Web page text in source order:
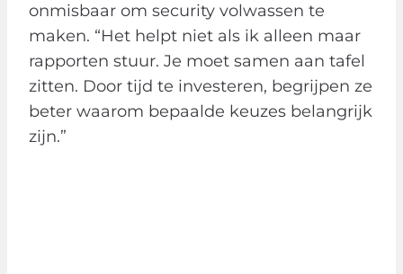
onmisbaar om security volwassen te
maken. “Het helpt niet als ik alleen maar
rapporten stuur. Je moet samen aan tafel
zitten. Door tijd te investeren, begrijpen ze
beter waarom bepaalde keuzes belangrijk
zijn.”